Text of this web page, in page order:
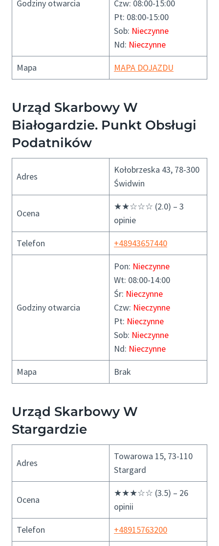
Godziny otwarcia
Czw: 08:00-15:00
Pt: 08:00-15:00
Sob: Nieczynne
Nd: Nieczynne
Mapa MAPA DOJAZDU
Urząd Skarbowy W
Białogardzie. Punkt Obsługi
Podatników
Adres
Kołobrzeska 43, 78-300
Świdwin
Ocena
★★☆☆☆ (2.0) – 3
opinie
Telefon +48943657440
Godziny otwarcia
Pon: Nieczynne
Wt: 08:00-14:00
Śr: Nieczynne
Czw: Nieczynne
Pt: Nieczynne
Sob: Nieczynne
Nd: Nieczynne
Mapa Brak
Urząd Skarbowy W
Stargardzie
Adres
Towarowa 15, 73-110
Stargard
Ocena
★★★☆☆ (3.5) – 26
opinii
Telefon +48915763200